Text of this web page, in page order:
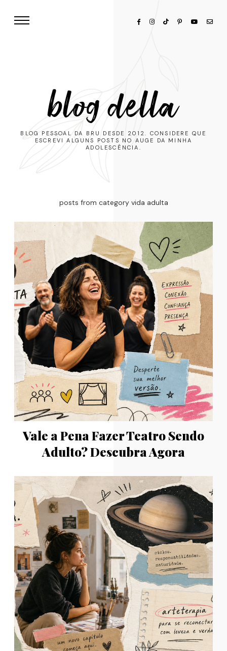
blog della
BLOG PESSOAL DA BRU DESDE 2012. CONSIDERE QUE
ESCREVI ALGUNS POSTS NO AUGE DA MINHA
ADOLESCÊNCIA.
posts from category vida adulta
Vale a Pena Fazer Teatro Sendo
Adulto? Descubra Agora